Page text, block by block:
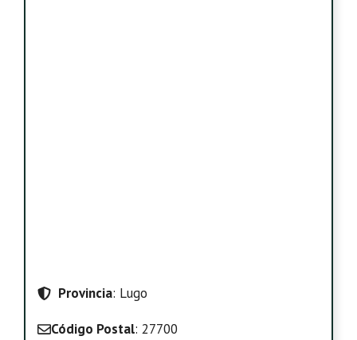
Provincia: Lugo
Código Postal: 27700